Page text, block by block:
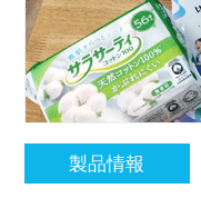
製品情報